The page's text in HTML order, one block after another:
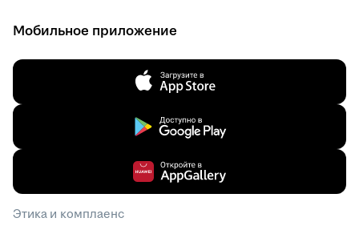
Мобильное приложение
Этика и комплаенс